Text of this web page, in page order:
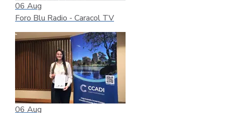
06 Aug
Foro Blu Radio - Caracol TV
06 Aug